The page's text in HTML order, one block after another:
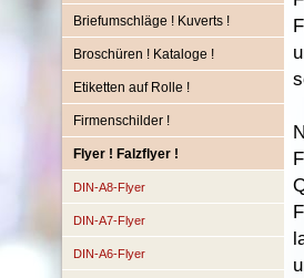
Briefumschläge ! Kuverts !
Broschüren ! Kataloge !
Etiketten auf Rolle !
Firmenschilder !
Flyer ! Falzflyer !
DIN-A8-Flyer
DIN-A7-Flyer
DIN-A6-Flyer